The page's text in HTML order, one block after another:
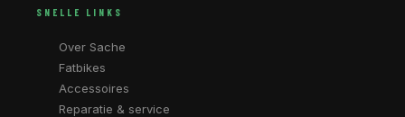
SNELLE LINKS
Over Sache
Fatbikes
Accessoires
Reparatie & service